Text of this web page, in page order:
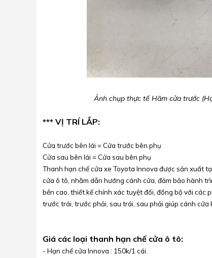
Ảnh chụp thực tế Hãm cửa trước
*** VỊ TRÍ LẮP:
Cửa trước bên lái = Cửa trước bên phụ
Cửa sau bên lái = Cửa sau bên phụ
Thanh hạn chế cửa xe Toyota Innova được sản xuất
cửa ô tô, nhằm dẫn hướng cánh cửa, đảm bảo hành
bền cao, thiết kế chính xác tuyệt đối, đồng bộ với các
trước trái, trước phải, sau trái, sau phải giúp cánh
Giá các loại thanh hạn chế cửa ô tô:
- Hạn chế cửa Innova : 150k/1 cái.